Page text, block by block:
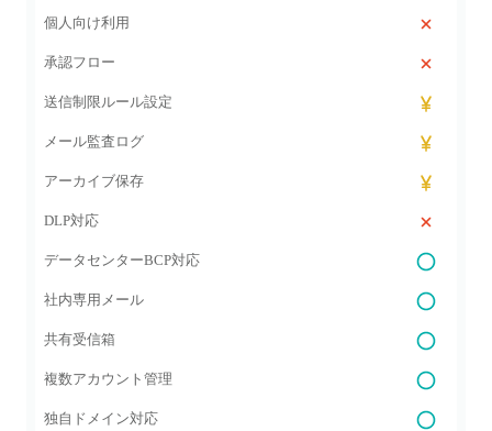
個人向け利用
承認フロー
送信制限ルール設定
メール監査ログ
アーカイブ保存
DLP対応
データセンターBCP対応
社内専用メール
共有受信箱
複数アカウント管理
独自ドメイン対応